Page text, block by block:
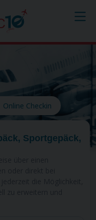
Online Checkin
Sportgepäck,